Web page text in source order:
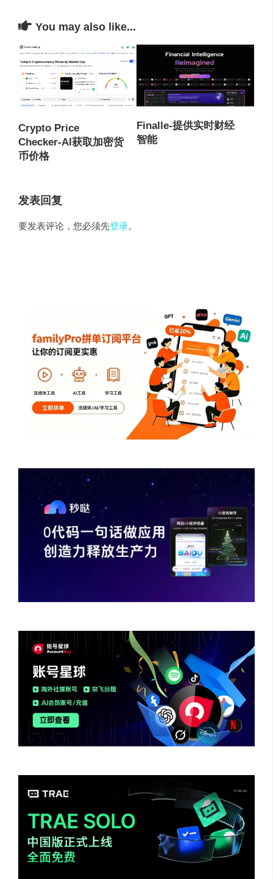
You may also like...
Crypto Price
Checker-AI获取加密货
币价格
Finalle-提供实时财经
智能
发表回复
要发表评论，您必须先登录。